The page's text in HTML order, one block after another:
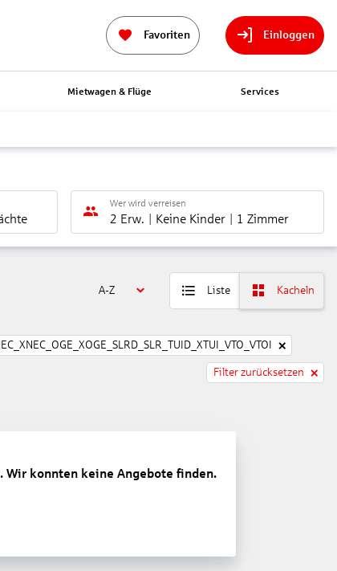
Favoriten Einloggen
Mietwagen & Flüge Services
Wer wird verreisen
2 Erw. Keine Kinder 1 Zimmer
A-Z Liste Kacheln
Filter zurücksetzen
Wir konnten keine Angebote finden.